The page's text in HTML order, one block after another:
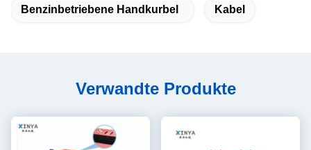
Benzinbetriebene Handkurbel Kabel
Verwandte Produkte